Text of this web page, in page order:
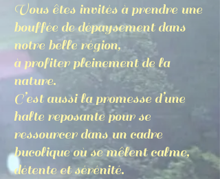
Vous êtes invités à prendre une
bouffée de dépaysement dans
notre belle région,
à profiter pleinement de la
nature.
C’est aussi la promesse d’une
halte reposante pour se
ressourcer dans un cadre
bucolique où se mêlent calme,
détente et sérénité.